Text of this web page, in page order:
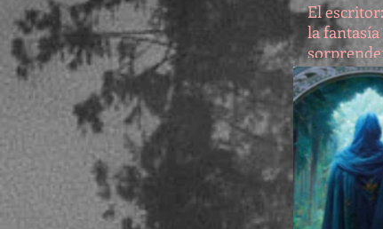
El
la
razones
maldición
hará
de nuevo